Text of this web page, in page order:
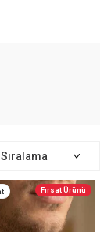
Fırsat Ürünü